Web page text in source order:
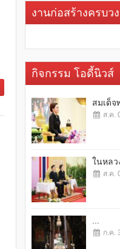
งานก่อสร้างครบว
กิจกรรม โอดี้นิวส์
สมเด็จ
ส.ค.
ในหลว
ส.ค.
ก.ค.